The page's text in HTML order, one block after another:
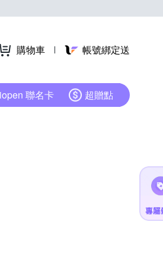
購物車 帳號綁定送
聯名卡 超贈點